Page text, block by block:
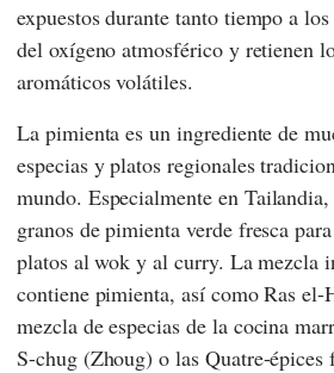
expuestos durante tanto tiempo a
del oxígeno atmosférico y retienen
aromáticos volátiles.
La pimienta es un ingrediente de
especias y platos regionales
mundo. Especialmente en
granos de pimienta verde fresca
platos al wok y al curry. La mezcla
contiene pimienta, así como Ras el-
mezcla de especias de la cocina
S-chug (Zhoug) o las Quatre-épices